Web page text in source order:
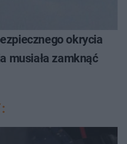
okrycia
musiała zamknąć